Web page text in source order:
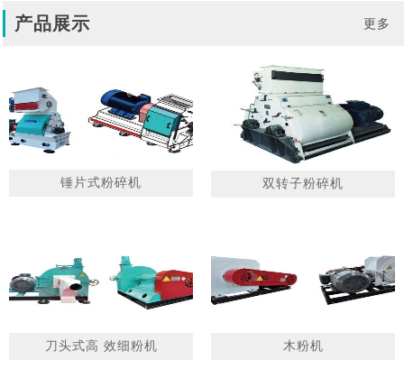
产品展示 更多
锤片式粉碎机 双转子粉碎机
刀头式高 效细粉机 木粉机